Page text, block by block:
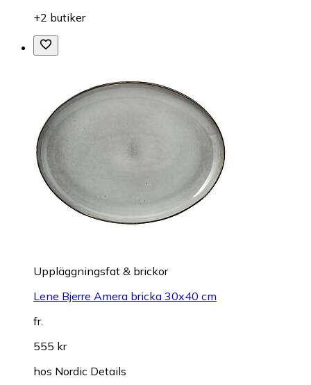
+2 butiker
Uppläggningsfat & brickor
Lene Bjerre Amera bricka 30x40 cm
fr.
555 kr
hos Nordic Details